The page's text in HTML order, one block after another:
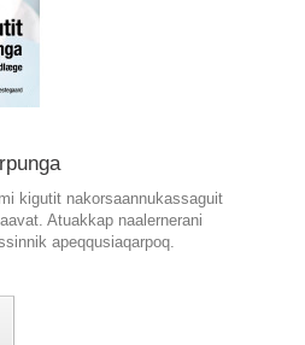
kigutit nakorsaannukassaguit
Atuakkap naalernerani
apeqqusiaqarpoq.